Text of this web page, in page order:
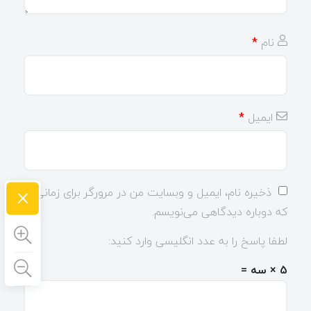
نام *
ایمیل *
ذخیره نام، ایمیل و وبسایت من در مرورگر برای زمانی
که دوباره دیدگاهی می‌نویسم.
لطفا پاسخ را به عدد انگلیسی وارد کنید:
5 × سه =
×